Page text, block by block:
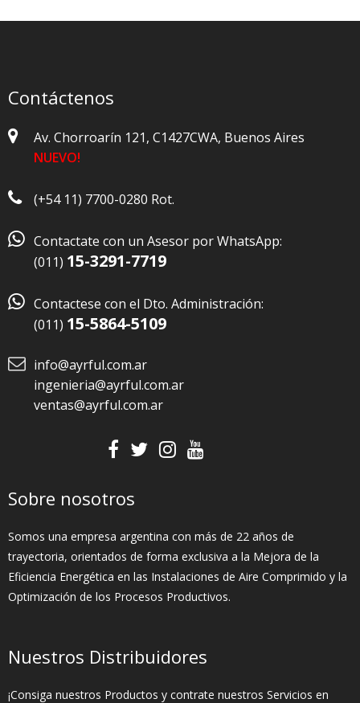
Contáctenos
Av. Chorroarín 121, C1427CWA, Buenos Aires
NUEVO!
(+54 11) 7700-0280 Rot.
 Contactate con un Asesor por WhatsApp:
(011) 15-3291-7719
 Contactese con el Dto. Administración:
(011) 15-5864-5109
info@ayrful.com.ar
ingenieria@ayrful.com.ar
ventas@ayrful.com.ar
Sobre nosotros
Somos una empresa argentina con más de 22 años de
trayectoria, orientados de forma exclusiva a la Mejora de la
Eficiencia Energética en las Instalaciones de Aire Comprimido y la
Optimización de los Procesos Productivos.
Nuestros Distribuidores
¡Consiga nuestros Productos y contrate nuestros Servicios en